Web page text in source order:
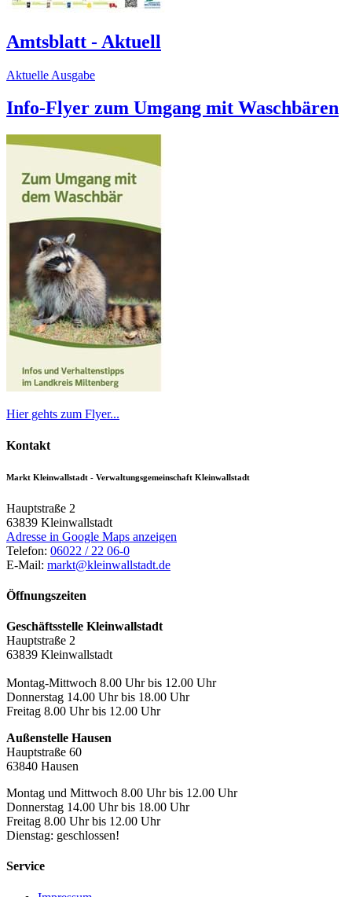
Amtsblatt - Aktuell
Aktuelle Ausgabe
Info-Flyer zum Umgang mit Waschbären
Hier gehts zum Flyer...
Kontakt
Markt Kleinwallstadt - Verwaltungsgemeinschaft Kleinwallstadt
Hauptstraße 2
63839 Kleinwallstadt
Adresse in Google Maps anzeigen
Telefon: 06022 / 22 06-0
E-Mail: markt@kleinwallstadt.de
Öffnungszeiten
Geschäftsstelle Kleinwallstadt
Hauptstraße 2
63839 Kleinwallstadt
Montag-Mittwoch 8.00 Uhr bis 12.00 Uhr
Donnerstag 14.00 Uhr bis 18.00 Uhr
Freitag 8.00 Uhr bis 12.00 Uhr
Außenstelle Hausen
Hauptstraße 60
63840 Hausen
Montag und Mittwoch 8.00 Uhr bis 12.00 Uhr
Donnerstag 14.00 Uhr bis 18.00 Uhr
Freitag 8.00 Uhr bis 12.00 Uhr
Dienstag: geschlossen!
Service